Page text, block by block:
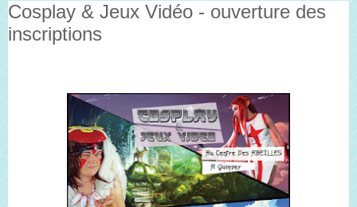
Cosplay & Jeux Vidéo - ouverture des
inscriptions